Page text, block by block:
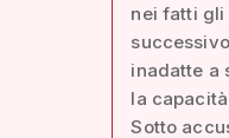
nei fatti gli
inadatte a
la
Sotto